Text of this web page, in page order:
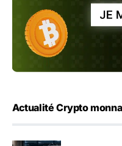
Actualité Crypto